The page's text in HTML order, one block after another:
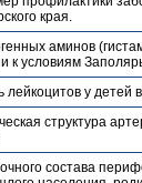
края.
аминов
к условиям
лейкоцитов у детей
структура
состава